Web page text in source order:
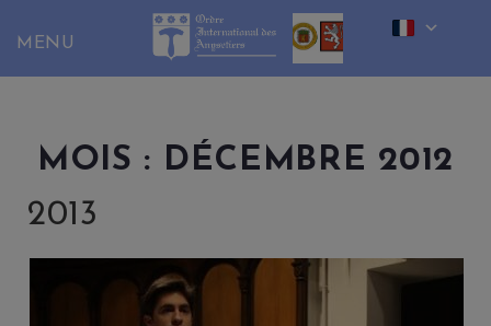
content
MOIS : DÉCEMBRE 2012
2013